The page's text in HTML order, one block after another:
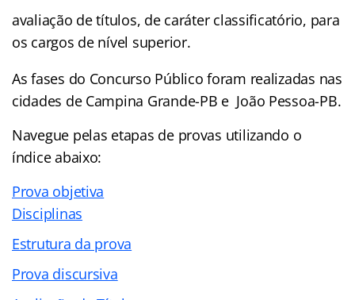
avaliação de títulos, de caráter classificatório, para
os cargos de nível superior.
As fases do Concurso Público foram realizadas nas
cidades de Campina Grande-PB e João Pessoa-PB.
Navegue pelas etapas de provas utilizando o
índice abaixo:
Prova objetiva
Disciplinas
Estrutura da prova
Prova discursiva